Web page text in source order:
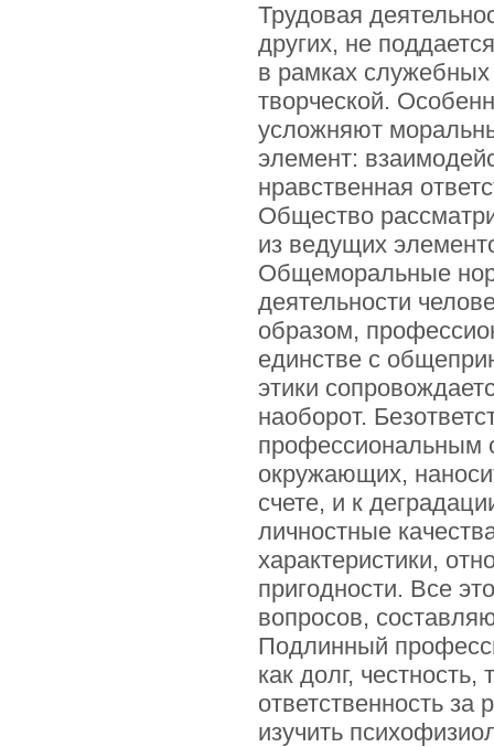
Трудовая
других, не
в рамках
творческой.
усложняют
элемент:
нравственная
Общество
из ведущих
Общеморальные
деятельности
образом,
единстве с
этики
наоборот.
профессиональным
окружающих,
счете, и к
личностные
характеристики,
пригодности. Все
вопросов,
Подлинный
как долг,
ответственность за
изучить